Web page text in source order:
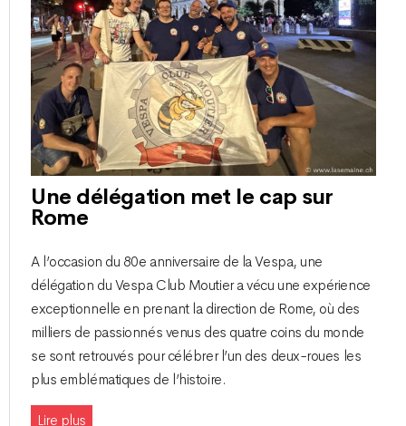
Une délégation met le cap sur
Rome
A l’occasion du 80e anniversaire de la Vespa, une
délégation du Vespa Club Moutier a vécu une expérience
exceptionnelle en prenant la direction de Rome, où des
milliers de passionnés venus des quatre coins du monde
se sont retrouvés pour célébrer l’un des deux-roues les
plus emblématiques de l’histoire.
Lire plus